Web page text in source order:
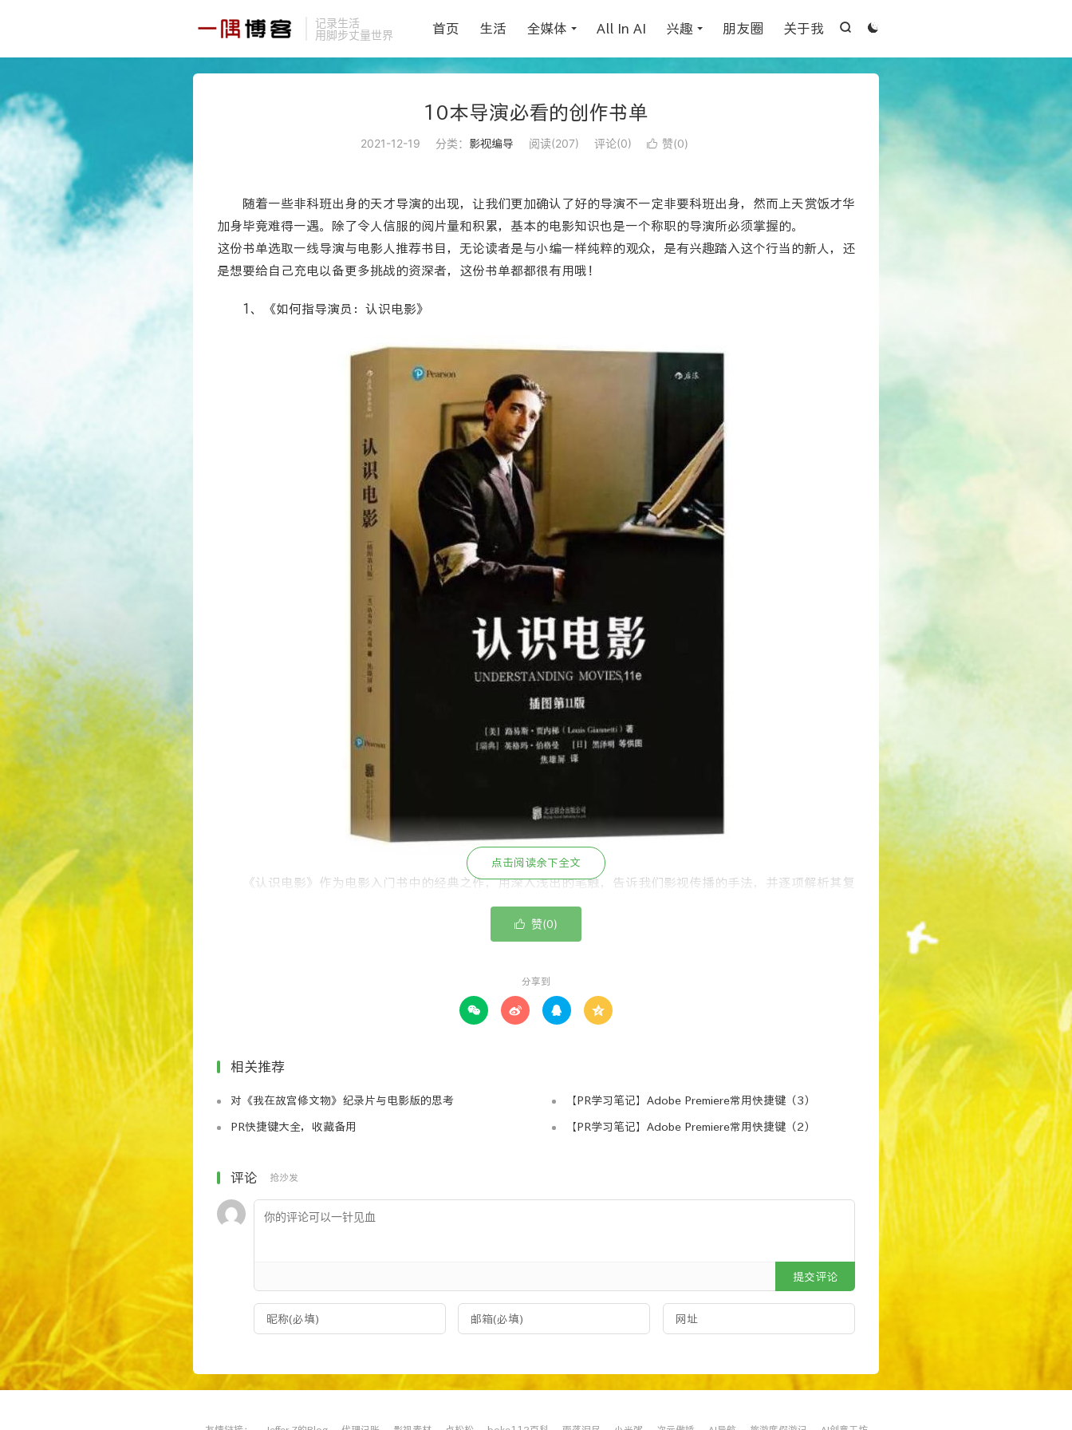
记录生活
用脚步丈量世界


首页 生活 全媒体 All In AI 兴趣 朋友圈 关于我
10本导演必看的创作书单
2021-12-19 分类： 影视编导 阅读(207) 评论(0)  赞(0)
随着一些非科班出身的天才导演的出现，让我们更加确认了好的导演不一定非要科班出身，然而上天赏饭才华
加身毕竟难得一遇。除了令人信服的阅片量和积累，基本的电影知识也是一个称职的导演所必须掌握的。
这份书单选取一线导演与电影人推荐书目，无论读者是与小编一样纯粹的观众，是有兴趣踏入这个行当的新人，还
是想要给自己充电以备更多挑战的资深者，这份书单都都很有用哦！
1、《如何指导演员：认识电影》
《认识电影》作为电影入门书中的经典之作，用深入浅出的笔触，告诉我们影视传播的手法，并逐项解析其复
杂的语言系统与要素。问世几十年以来，此书始终是世界各地影视从业人员和主流专业院校的必备之选，更是电影
点击阅读余下全文
 赞(0)
分享到
   
相关推荐
对《我在故宫修文物》纪录片与电影版的思考 【PR学习笔记】Adobe Premiere常用快捷键（3）
PR快捷键大全，收藏备用 【PR学习笔记】Adobe Premiere常用快捷键（2）
评论 抢沙发
提交评论